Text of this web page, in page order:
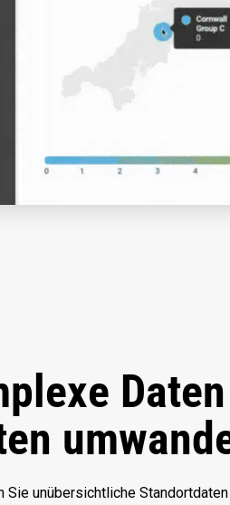
Sie unübersichtliche